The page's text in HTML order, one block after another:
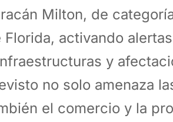
Milton, de
Florida, activando
y
no solo amenaza
el comercio y la